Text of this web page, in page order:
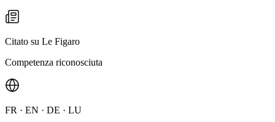
Citato su Le Figaro
Competenza riconosciuta
FR · EN · DE · LU